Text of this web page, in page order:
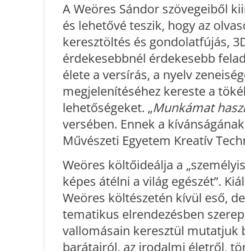
A Weöres Sándor szövegeiből
és lehetővé teszik, hogy az
keresztöltés és gondolatfújás,
érdekesebbnél érdekesebb
élete a versírás, a nyelv
megjelenítéséhez kereste a
lehetőségeket. „Munkámat
versében. Ennek a
Művészeti Egyetem Kreatív
Weöres költőideálja a
képes átélni a világ egészét”.
Weöres költészetén kívül eső,
tematikus elrendezésben
vallomásain keresztül mutatjuk
barátairól, az irodalmi életről,